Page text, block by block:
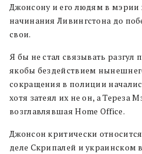
Джонсону и его людям в мэрии
начинания Ливингстона до
свои.
Я бы не стал связывать
якобы бездействием
сокращения в полиции
хотя затеял их не он, а Тереза
возглавлявшая Home Office.
Джонсон критически
деле Скрипалей и украинском